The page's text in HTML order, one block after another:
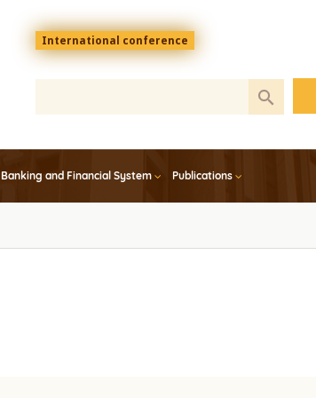
Menu
top
En
International conference
Banking and Financial System Publications